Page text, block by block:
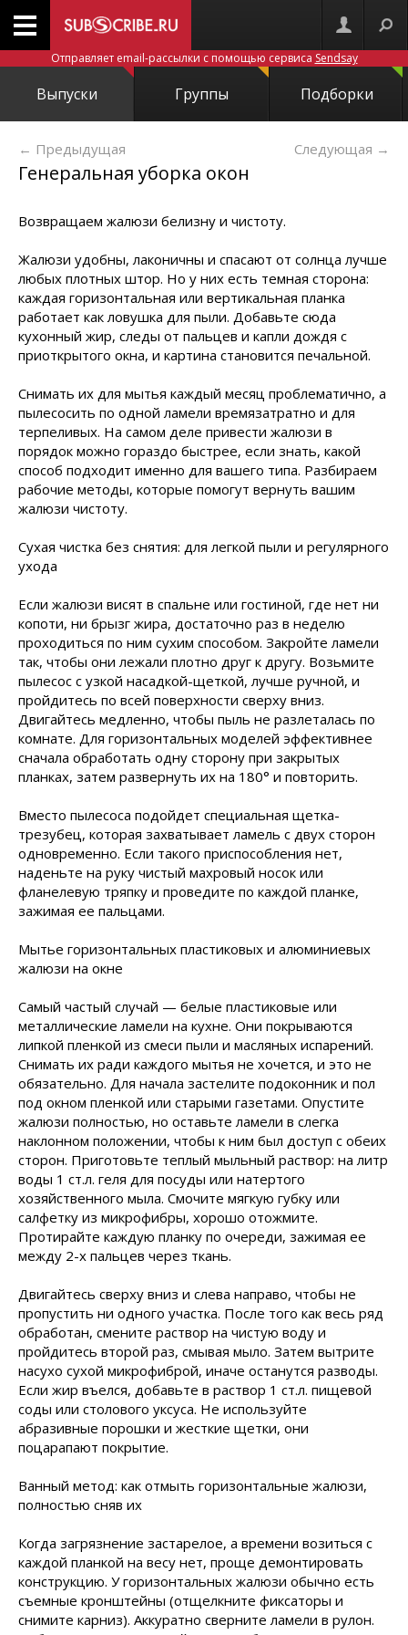
Отправляет email-рассылки с помощью сервиса Sendsay
Выпуски Группы Подборки
← Предыдущая Следующая →
Генеральная уборка окон
Возвращаем жалюзи белизну и чистоту.
Жалюзи удобны, лаконичны и спасают от солнца лучше
любых плотных штор. Но у них есть темная сторона:
каждая горизонтальная или вертикальная планка
работает как ловушка для пыли. Добавьте сюда
кухонный жир, следы от пальцев и капли дождя с
приоткрытого окна, и картина становится печальной.
Снимать их для мытья каждый месяц проблематично, а
пылесосить по одной ламели времязатратно и для
терпеливых. На самом деле привести жалюзи в
порядок можно гораздо быстрее, если знать, какой
способ подходит именно для вашего типа. Разбираем
рабочие методы, которые помогут вернуть вашим
жалюзи чистоту.
Сухая чистка без снятия: для легкой пыли и регулярного
ухода
Если жалюзи висят в спальне или гостиной, где нет ни
копоти, ни брызг жира, достаточно раз в неделю
проходиться по ним сухим способом. Закройте ламели
так, чтобы они лежали плотно друг к другу. Возьмите
пылесос с узкой насадкой-щеткой, лучше ручной, и
пройдитесь по всей поверхности сверху вниз.
Двигайтесь медленно, чтобы пыль не разлеталась по
комнате. Для горизонтальных моделей эффективнее
сначала обработать одну сторону при закрытых
планках, затем развернуть их на 180° и повторить.
Вместо пылесоса подойдет специальная щетка-
трезубец, которая захватывает ламель с двух сторон
одновременно. Если такого приспособления нет,
наденьте на руку чистый махровый носок или
фланелевую тряпку и проведите по каждой планке,
зажимая ее пальцами.
Мытье горизонтальных пластиковых и алюминиевых
жалюзи на окне
Самый частый случай — белые пластиковые или
металлические ламели на кухне. Они покрываются
липкой пленкой из смеси пыли и масляных испарений.
Снимать их ради каждого мытья не хочется, и это не
обязательно. Для начала застелите подоконник и пол
под окном пленкой или старыми газетами. Опустите
жалюзи полностью, но оставьте ламели в слегка
наклонном положении, чтобы к ним был доступ с обеих
сторон. Приготовьте теплый мыльный раствор: на литр
воды 1 ст.л. геля для посуды или натертого
хозяйственного мыла. Смочите мягкую губку или
салфетку из микрофибры, хорошо отожмите.
Протирайте каждую планку по очереди, зажимая ее
между 2-х пальцев через ткань.
Двигайтесь сверху вниз и слева направо, чтобы не
пропустить ни одного участка. После того как весь ряд
обработан, смените раствор на чистую воду и
пройдитесь второй раз, смывая мыло. Затем вытрите
насухо сухой микрофиброй, иначе останутся разводы.
Если жир въелся, добавьте в раствор 1 ст.л. пищевой
соды или столового уксуса. Не используйте
абразивные порошки и жесткие щетки, они
поцарапают покрытие.
Ванный метод: как отмыть горизонтальные жалюзи,
полностью сняв их
Когда загрязнение застарелое, а времени возиться с
каждой планкой на весу нет, проще демонтировать
конструкцию. У горизонтальных жалюзи обычно есть
съемные кронштейны (отщелкните фиксаторы и
снимите карниз). Аккуратно сверните ламели в рулон.